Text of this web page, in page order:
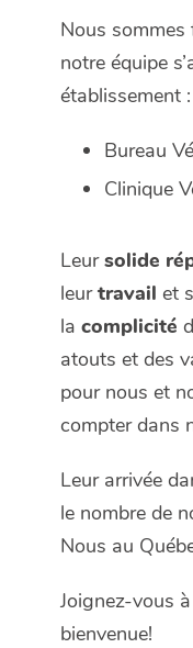
Nous sommes
notre équipe
établissement :
Bureau
Clinique
Leursolide
leurtravail et
la complicité
atouts et des
pour nous et
compter dans
Leur arrivée
le nombre de
Nous au
Joignez-vous
bienvenue!